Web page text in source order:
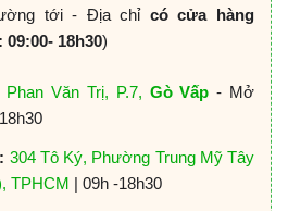
tới - Địa chỉ có cửa hàng
18h30)
Phan Văn Trị, P.7, Gò Vấp - Mở
304 Tô Ký, Phường Trung Mỹ Tây
TPHCM | 09h -18h30